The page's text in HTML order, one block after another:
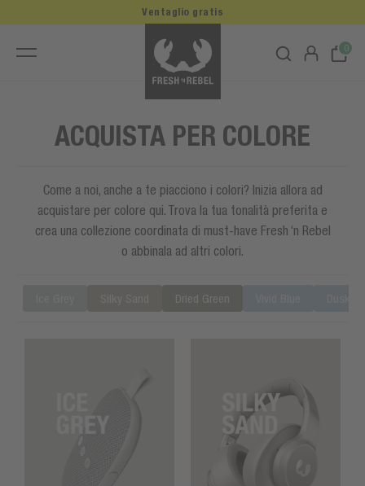
0
Ventaglio gratis
ACQUISTA PER COLORE
Come a noi, anche a te piacciono i colori? Inizia allora ad
acquistare per colore qui. Trova la tua tonalità preferita e
crea una collezione coordinata di must-have Fresh ‘n Rebel
o abbinala ad altri colori.
Silky Sand Dried Green